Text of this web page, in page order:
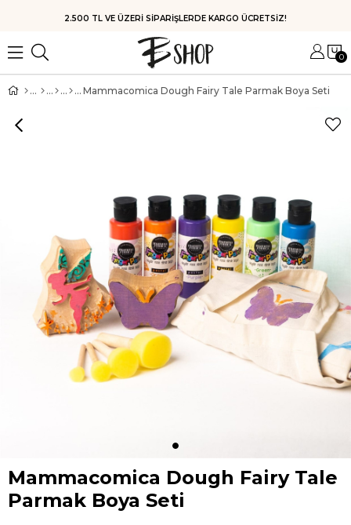
HIZLI KARGO
0
Mammacomica Dough Fairy Tale Parmak Boya Seti
Mammacomica Dough Fairy Tale
Parmak Boya Seti